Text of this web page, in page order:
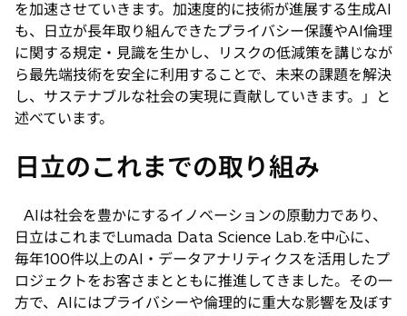
を加速させていきます。加速度的に技術が進展する生成AI
も、日立が長年取り組んできたプライバシー保護やAI倫理
に関する規定・見識を生かし、リスクの低減策を講じなが
ら最先端技術を安全に利用することで、未来の課題を解決
し、サステナブルな社会の実現に貢献していきます。」と
述べています。
日立のこれまでの取り組み
AIは社会を豊かにするイノベーションの原動力であり、
日立はこれまでLumada Data Science Lab.を中心に、
毎年100件以上のAI・データアナリティクスを活用したプ
ロジェクトをお客さまとともに推進してきました。その一
方で、AIにはプライバシーや倫理的に重大な影響を及ぼす